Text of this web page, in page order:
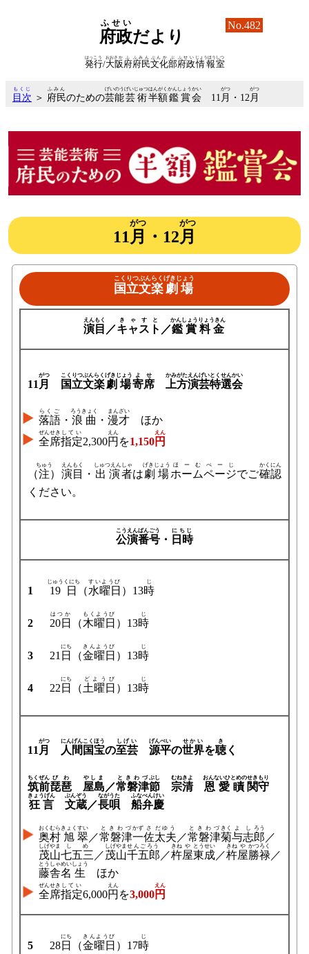
府政
ふせい
だより
No.482
発行
はっこう
/大阪
おおさか
府
ふ
府民
ふみん
文化
ぶんか
部
ぶ
府政
ふせい
情報
じょうほう
室
しつ
目次
もくじ
＞ 府民
ふみん
のための芸能
げいのう
芸術
げいじゅつ
半額
はんがく
鑑賞
かんしょう
会
かい
11 月
がつ
・12 月
がつ
11月
がつ
・12月
がつ
国立
こくりつ
文楽
ぶんらく
劇場
げきじょう
演目
えんもく
／キャスト
きゃすと
／鑑賞
かんしょう
料金
りょうきん
11 月
がつ
国立
こくりつ
文楽
ぶんらく
劇場
げきじょう
寄席
よせ
上方
かみがた
演芸
えんげい
特選
とくせん
会
かい
落語
らくご
・ 浪曲
ろうきょく
・ 漫才
まんざい
ほか
全席
ぜんせき
指定
してい
2,300円
えん
を1,150円
えん
（注
ちゅう
） 演目
えんもく
・ 出演
しゅつえん
者
しゃ
は劇場
げきじょう
ホームページ
ほーむぺーじ
でご確認
かくにん
ください。
公演
こうえん
番号
ばんごう
・ 日時
にちじ
1 19日
じゅうくにち
（水曜日
すいようび
）13時
じ
2 20日
はつか
（木曜日
もくようび
）13時
じ
3 21 日
にち
（金曜日
きんようび
）13時
じ
4 22 日
にち
（土曜日
どようび
）13時
じ
11 月
がつ
人間
にんげん
国宝
こくほう
の至芸
しげい
源平
げんぺい
の世界
せかい
を聴
き
く
筑前
ちくぜん
琵琶
びわ
屋島
やしま
／常磐津
ときわづ
節
ぶし
宗
むね
清
きよ
恩愛瞔
おんないひとめの
関守
せきもり
狂言
きょうげん
文蔵
ぶんぞう
／長唄
ながうた
船
ふな
弁慶
べんけい
奥村
おくむら
旭
きょく
翠
すい
／常磐津
ときわづ
一
かず
佐
さ
太夫
だゆう
／常磐津
ときわづ
菊
きく
与志
よし
郎
ろう
／
茂山
しげやま
七五三
しめ
／茂山
しげやま
千五郎
せんごろう
／杵
きね
屋
や
東成
とうせい
／杵
きね
屋
や
勝
かつ
禄
ろく
／
藤
とう
舎
しゃ
名
めい
生
しょう
ほか
全席
ぜんせき
指定
してい
6,000円
えん
を3,000円
えん
5 28日
にち
（金曜日
きんようび
）17時
じ